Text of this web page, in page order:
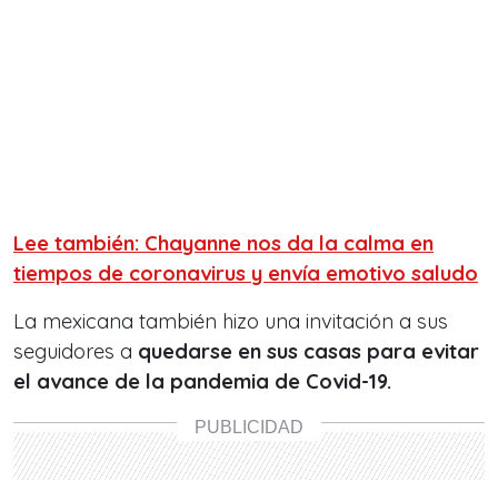
Lee también: Chayanne nos da la calma en
tiempos de coronavirus y envía emotivo saludo
La mexicana también hizo una invitación a sus
seguidores a quedarse en sus casas para evitar
el avance de la pandemia de Covid-19.